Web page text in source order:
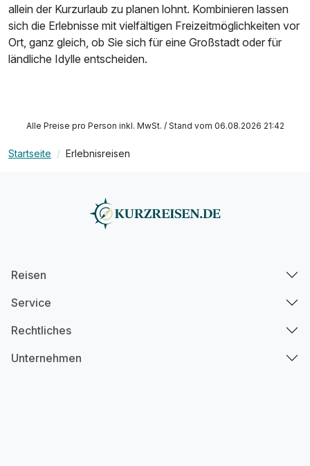
allein der Kurzurlaub zu planen lohnt. Kombinieren lassen
sich die Erlebnisse mit vielfältigen Freizeitmöglichkeiten vor
Ort, ganz gleich, ob Sie sich für eine Großstadt oder für
ländliche Idylle entscheiden.
Alle Preise pro Person inkl. MwSt. / Stand vom 06.08.2026 21:42
Startseite Erlebnisreisen
Reisen
Service
Rechtliches
Unternehmen